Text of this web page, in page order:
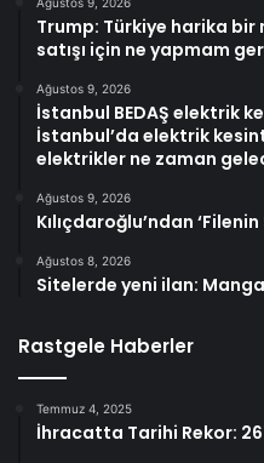
Trump: Türkiye harika
satışı için ne yapmam
Ağustos 9, 2026
İstanbul BEDAŞ elektrik
İstanbul’da elektrik
elektrikler ne zaman
Ağustos 9, 2026
Kılıçdaroğlu’ndan
Ağustos 8, 2026
Sitelerde yeni ilan:
Rastgele Haberler
Temmuz 4, 2025
İhracatta Tarihi Rekor: